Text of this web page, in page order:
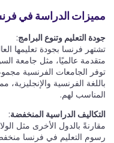
مميزات الدراسة في
جودة التعليم وتنوع البرامج:
تشتهر فرنسا بجودة تعليمها
متقدمة عالميًا، مثل جامعة
توفر الجامعات الفرنسية
باللغة الفرنسية
المناسب لهم.
التكاليف الدراسية المنخفضة:
مقارنةً بالدول الأخرى مثل
رسوم التعليم في فرنسا